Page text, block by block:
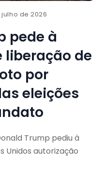
de 2026
pede à
liberação de
por
eleições
Trump pediu à
Unidos autorização